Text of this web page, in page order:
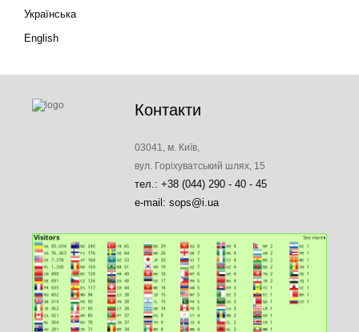
Українська
English
Контакти
03041, м. Київ,
вул. Горіхуватський шлях, 15
тел.: +38 (044) 290 - 40 - 45
e-mail: sops@i.ua